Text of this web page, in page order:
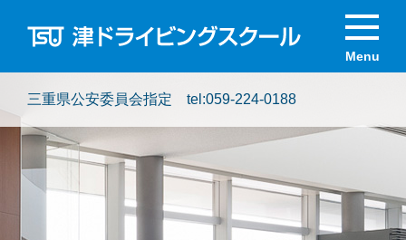
三重県公安委員会指定 tel:059-224-0188